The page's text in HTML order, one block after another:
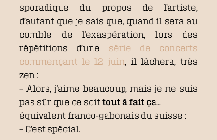
sporadique du propos de l’artiste,
d’autant que je sais que, quand il sera au
comble de l’exaspération, lors des
répétitions d’une série de concerts
commençant le 12 juin, il lâchera, très
zen :
– Alors, j’aime beaucoup, mais je ne suis
pas sûr que ce soit tout à fait ça…
équivalent franco-gabonais du suisse :
– C’est spécial.